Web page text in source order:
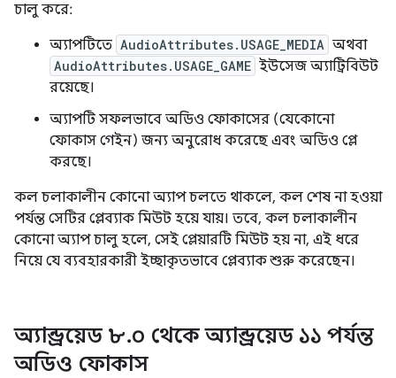
চালু করে:
অ্যাপটিতে AudioAttributes.USAGE_MEDIA অথবা
AudioAttributes.USAGE_GAME ইউসেজ অ্যাট্রিবিউট
রয়েছে।
অ্যাপটি সফলভাবে অডিও ফোকাসের (যেকোনো
ফোকাস গেইন) জন্য অনুরোধ করেছে এবং অডিও প্লে
করছে।
কল চলাকালীন কোনো অ্যাপ চলতে থাকলে, কল শেষ না হওয়া
পর্যন্ত সেটির প্লেব্যাক মিউট হয়ে যায়। তবে, কল চলাকালীন
কোনো অ্যাপ চালু হলে, সেই প্লেয়ারটি মিউট হয় না, এই ধরে
নিয়ে যে ব্যবহারকারী ইচ্ছাকৃতভাবে প্লেব্যাক শুরু করেছেন।
অ্যান্ড্রয়েড ৮.০ থেকে অ্যান্ড্রয়েড ১১ পর্যন্ত
অডিও ফোকাস